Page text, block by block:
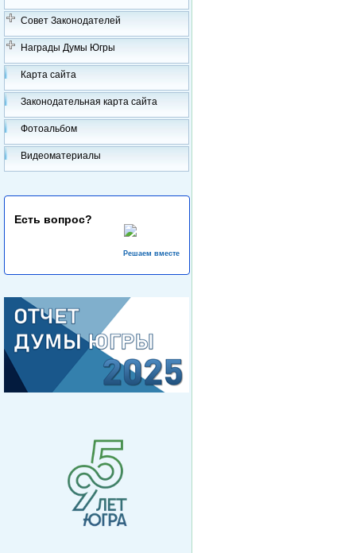
Совет Законодателей
Награды Думы Югры
Карта сайта
Законодательная карта сайта
Фотоальбом
Видеоматериалы
Есть вопрос?
Решаем вместе